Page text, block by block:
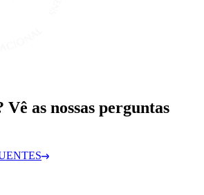
Vê as nossas perguntas